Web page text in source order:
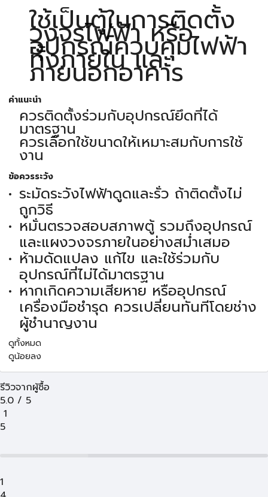
ใช้เป็นตู้ในการติดตั้ง
วงจรไฟฟ้า หรือ
อุปกรณ์ควบคุมไฟฟ้า
ทั้งภายใน และ
ภายนอกอาคาร
คำแนะนำ
ควรติดตั้งร่วมกับอุปกรณ์ยึดที่ได้
มาตรฐาน
ควรเลือกใช้ขนาดให้เหมาะสมกับการใช้
งาน
ข้อควรระวัง
ระมัดระวังไฟฟ้าดูดและรั่ว ถ้าติดตั้งไม่
ถูกวิธี
หมั่นตรวจสอบสภาพตู้ รวมถึงอุปกรณ์
และแผงวงจรภายในอย่างสม่ำเสมอ
ห้ามดัดแปลง แก้ไข และใช้ร่วมกับ
อุปกรณ์ที่ไม่ได้มาตรฐาน
หากเกิดความเสียหาย หรืออุปกรณ์
เครื่องมือชำรุด ควรเปลี่ยนทันทีโดยช่าง
ผู้ชำนาญงาน
ดูทั้งหมด
ดูน้อยลง
รีวิวจากผู้ซื้อ
5.0 / 5
1
5
1